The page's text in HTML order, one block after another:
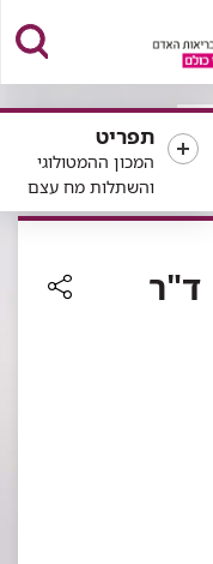
תפריט
המכון ההמטולוגי
והשתלות מח עצם
ד"ר